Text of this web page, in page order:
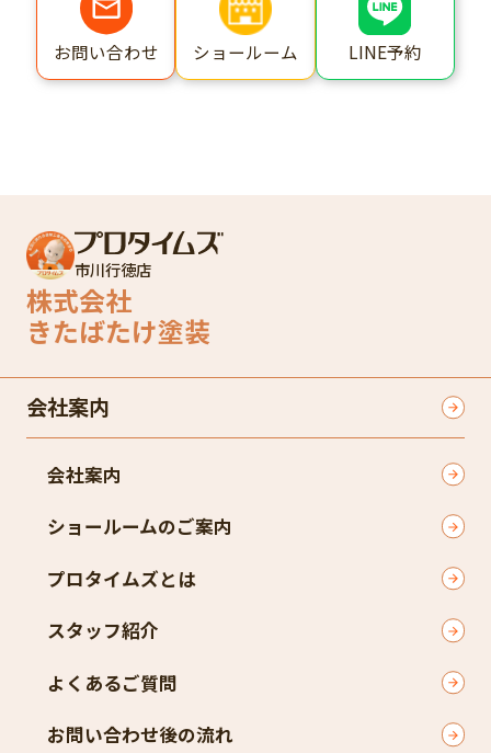
お問い合わせ ショールーム LINE予約
市川行徳店
株式会社
きたばたけ塗装
会社案内
会社案内
ショールームのご案内
プロタイムズとは
スタッフ紹介
よくあるご質問
お問い合わせ後の流れ